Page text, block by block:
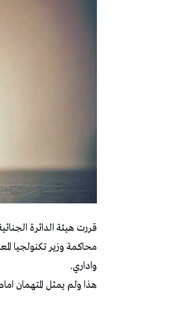
قررت هيئة الدائرة
محاكمة وزير تكنولجيا
واداري.
هذا ولم يمثل المتهمان